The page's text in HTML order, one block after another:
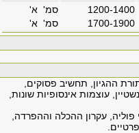
סמ' א' 1200-1400
סמ' א'
1700-1900
ההגיון, תחשיב פסוקים,
עוצמות אינסופיות שונות,
פוליה, עקרון ההכלה וההפרדה,